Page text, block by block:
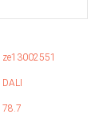
ze13002551
DALI
78.7